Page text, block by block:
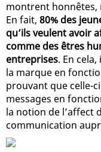
montrent honnêtes,
En fait, 80% des
qu’ils veulent avoir
comme des êtres
entreprises. En
la marque en
prouvant que celle-
messages en
la notion de l’affect
communication